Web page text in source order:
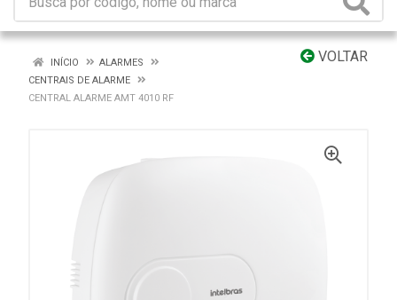
VOLTAR
INÍCIO
ALARMES
CENTRAIS DE ALARME
CENTRAL ALARME AMT 4010 RF